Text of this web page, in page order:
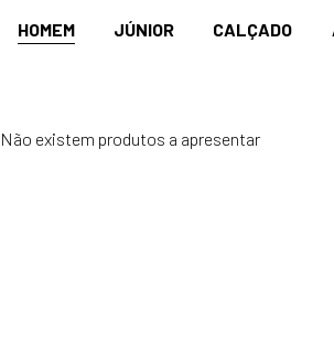
HOMEM JÚNIOR CALÇADO
Não existem produtos a apresentar